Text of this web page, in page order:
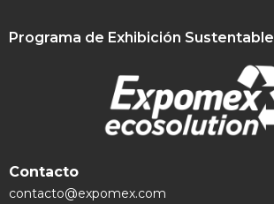
Programa de Exhibición Sustentable
Contacto
contacto@expomex.com